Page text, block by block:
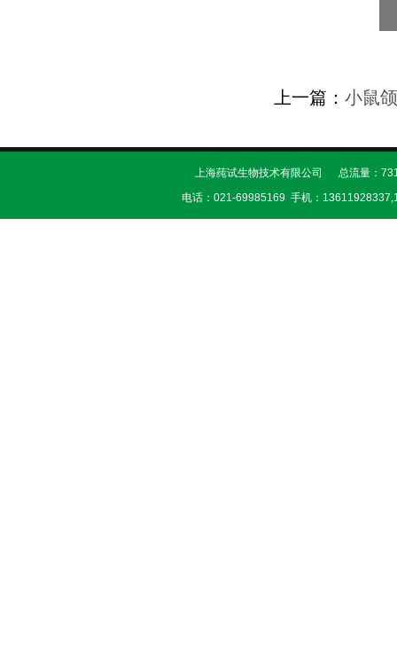
上一篇： 小鼠
上海莼试生物技术有限公司 总流量：
电话：021-69985169 手机：